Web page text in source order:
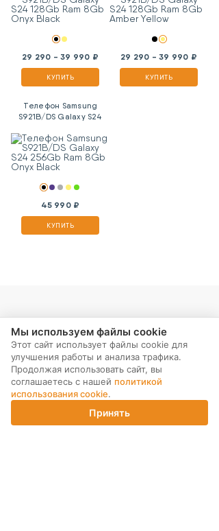
29 290 - 39 990 ₽
КУПИТЬ
29 290 - 39 990 ₽
КУПИТЬ
Телефон Samsung
S921B/DS Galaxy S24
Black
45 990 ₽
КУПИТЬ
Корзина
МЫ В СОЦ. СЕТЯХ
Мы используем файлы cookie
Этот сайт использует файлы cookie для
улучшения работы и анализа трафика.
Продолжая использовать сайт, вы
соглашаетесь с нашей политикой
использования cookie.
Принять